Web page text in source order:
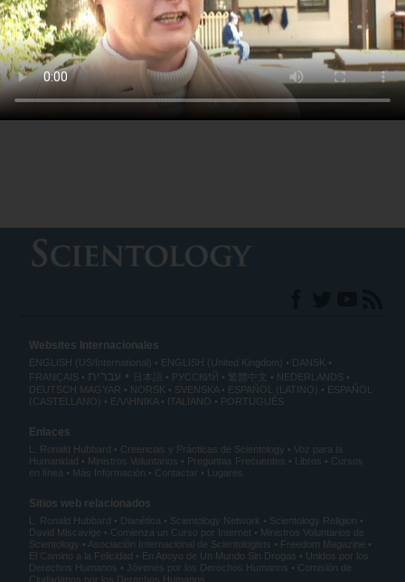
Sudamérica
Norteamérica
Websites Internacionales
ENGLISH (US/International) ENGLISH (United Kingdom)
DANSK
FRANÇAIS
עברית 日本語 РУССКИЙ 繁體中文
NEDERLANDS
DEUTSCH MAGYAR NORSK SVENSKA ESPAÑOL (LATINO)
ESPAÑOL
(CASTELLANO)
ΕΛΛΗΝΙΚA ITALIANO PORTUGUÊS
Enlaces
L. Ronald Hubbard Creencias y Prácticas de Scientology
Voz para la
Humanidad
Ministros Voluntarios Preguntas Frecuentes Libros
Cursos
en línea
Más Información Contactar Lugares
Sitios web relacionados
L. Ronald Hubbard Dianética Scientology Network
Scientology Religion
David Miscavige
Comienza un Curso por Internet
Ministros Voluntarios de
Scientology
Asociación Internacional de Scientologists
Freedom Magazine
El Camino a la Felicidad
En Apoyo de Un Mundo Sin Drogas
Unidos por los
Derechos Humanos
Jóvenes por los Derechos Humanos
Comisión de
Ciudadanos por los Derechos Humanos